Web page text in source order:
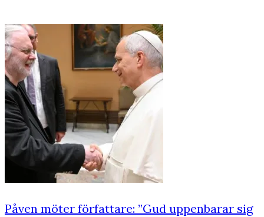
Påven möter författare: ”Gud uppenbarar sig